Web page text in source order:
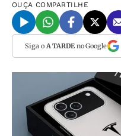
OUÇA COMPARTILHE
Siga o A TARDEno Google